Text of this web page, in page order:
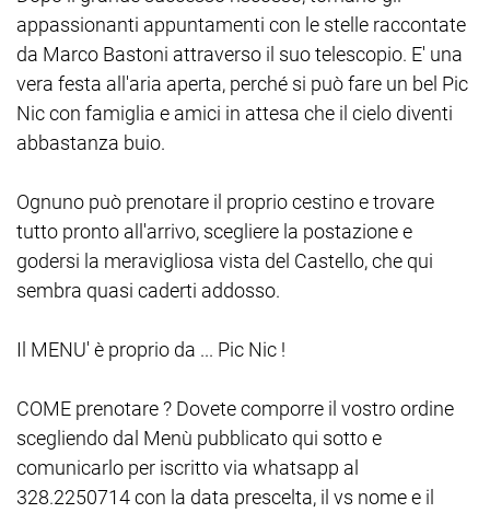
appassionanti appuntamenti con le stelle raccontate
da Marco Bastoni attraverso il suo telescopio. E' una
vera festa all'aria aperta, perché si può fare un bel Pic
Nic con famiglia e amici in attesa che il cielo diventi
abbastanza buio.
Ognuno può prenotare il proprio cestino e trovare
tutto pronto all'arrivo, scegliere la postazione e
godersi la meravigliosa vista del Castello, che qui
sembra quasi caderti addosso.
Il MENU' è proprio da ... Pic Nic !
COME prenotare ? Dovete comporre il vostro ordine
scegliendo dal Menù pubblicato qui sotto e
comunicarlo per iscritto via whatsapp al
328.2250714 con la data prescelta, il vs nome e il